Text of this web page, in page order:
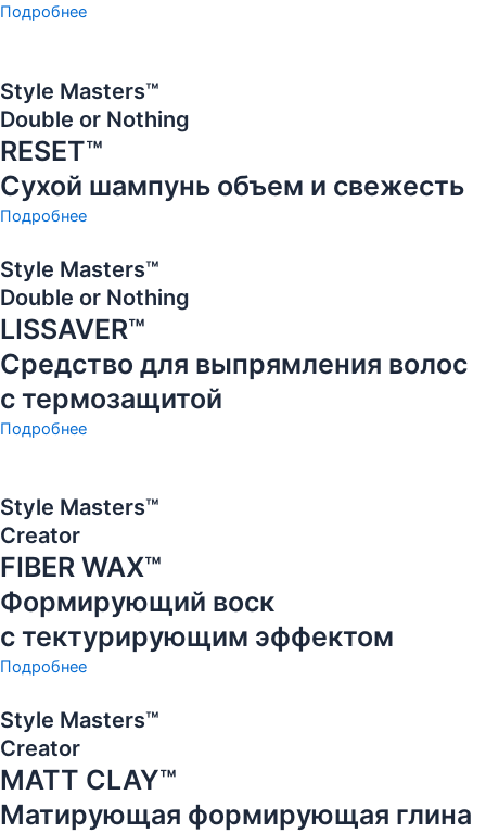
Подробнее
Style Masters™
Double or Nothing
RESET™
Сухой шампунь объем и свежесть
Подробнее
Style Masters™
Double or Nothing
LISSAVER™
Средство для выпрямления волос
с термозащитой
Подробнее
Style Masters™
Creator
FIBER WAX™
Формирующий воск
с тектурирующим эффектом
Подробнее
Style Masters™
Creator
MATT CLAY™
Матирующая формирующая глина